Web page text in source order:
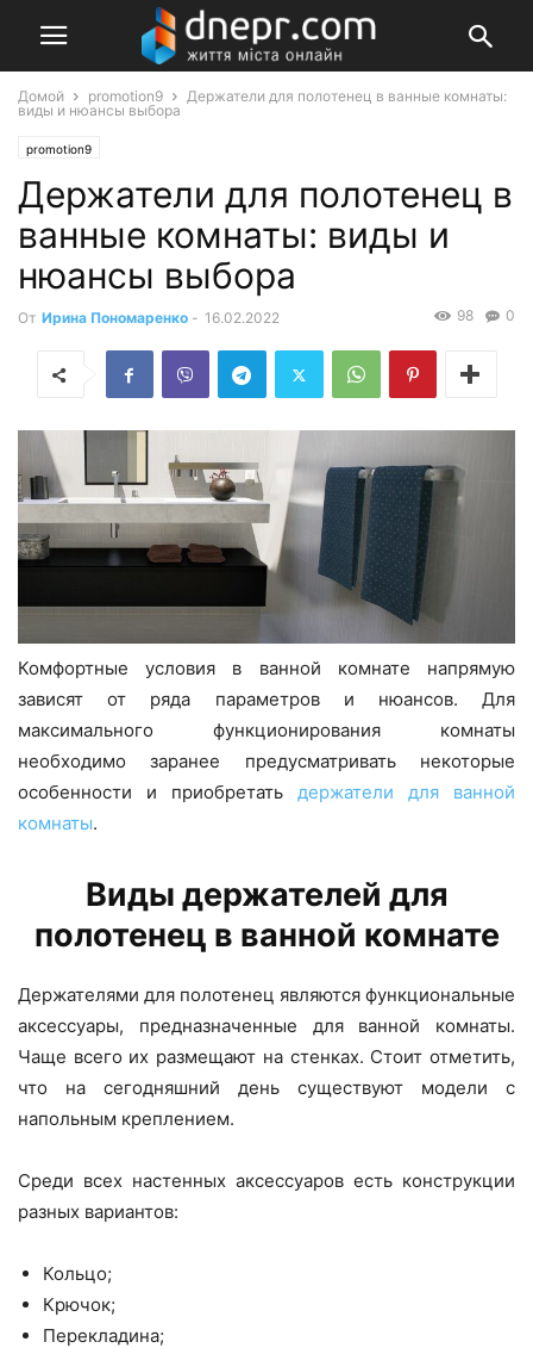
Домой promotion9
Держатели для полотенец в ванные комнаты:
виды и нюансы выбора
promotion9
Держатели для полотенец в
ванные комнаты: виды и
нюансы выбора
От Ирина Пономаренко - 16.02.2022 0
98
Комфортные условия в ванной комнате напрямую
зависят от ряда параметров и нюансов. Для
максимального функционирования комнаты
необходимо заранее предусматривать некоторые
особенности и приобретать держатели для ванной
комнаты.
Виды держателей для
полотенец в ванной комнате
Держателями для полотенец являются функциональные
аксессуары, предназначенные для ванной комнаты.
Чаще всего их размещают на стенках. Стоит отметить,
что на сегодняшний день существуют модели с
напольным креплением.
Среди всех настенных аксессуаров есть конструкции
разных вариантов:
Кольцо;
Крючок;
Перекладина;